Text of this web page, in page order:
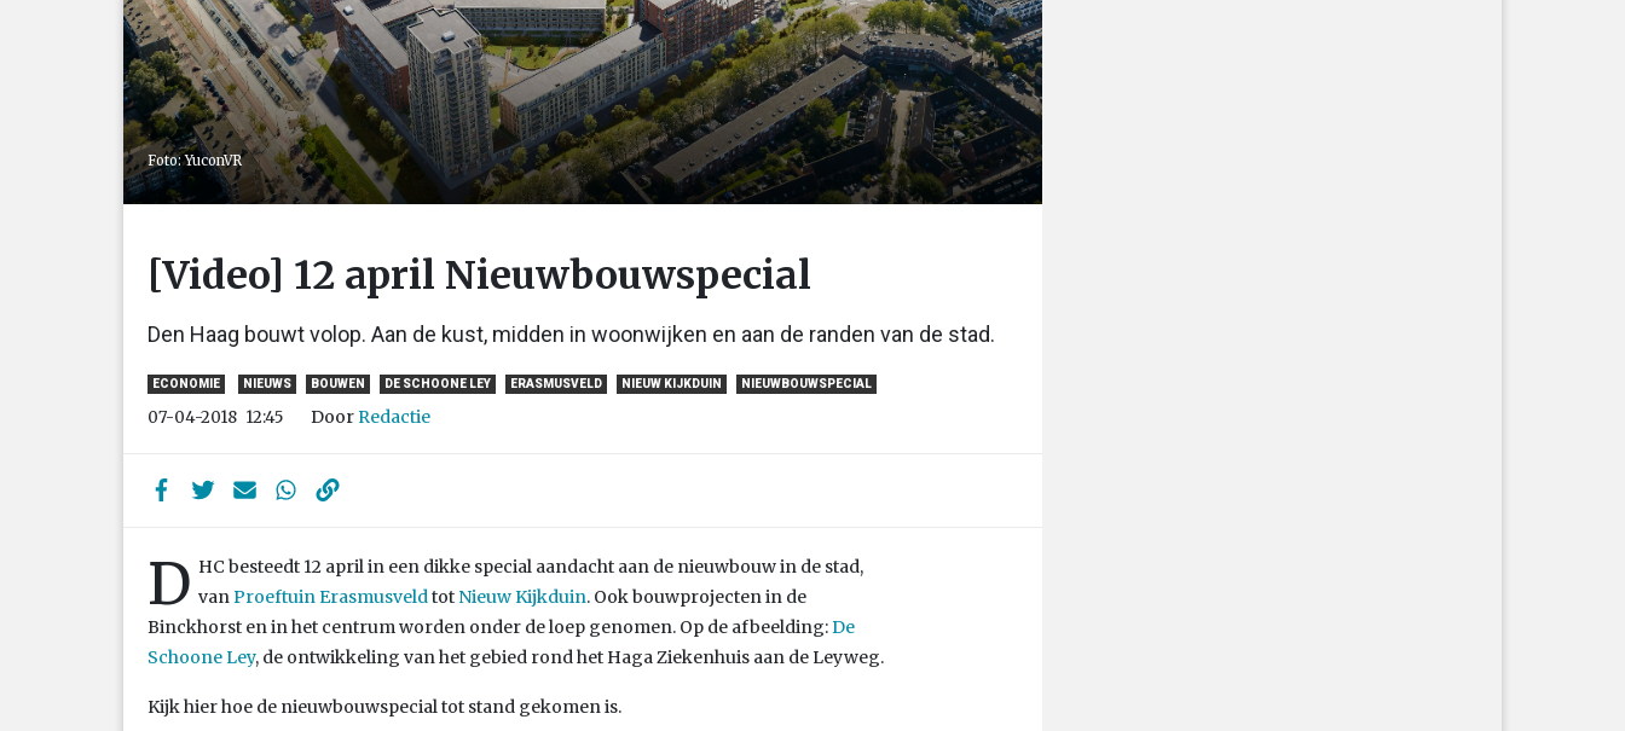
Foto: YuconVR
[Video] 12 april Nieuwbouwspecial
Den Haag bouwt volop. Aan de kust, midden in woonwijken en aan de randen van de stad.
ECONOMIE NIEUWS BOUWEN DE SCHOONE LEY ERASMUSVELD NIEUW KIJKDUIN NIEUWBOUWSPECIAL
07-04-2018 12:45 Door Redactie
D HC besteedt 12 april in een dikke special aandacht aan de nieuwbouw in de stad,
van Proeftuin Erasmusveld tot Nieuw Kijkduin. Ook bouwprojecten in de
Binckhorst en in het centrum worden onder de loep genomen. Op de afbeelding: De
Schoone Ley, de ontwikkeling van het gebied rond het Haga Ziekenhuis aan de Leyweg.
Kijk hier hoe de nieuwbouwspecial tot stand gekomen is.